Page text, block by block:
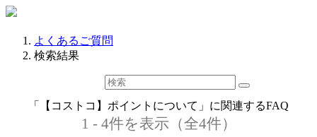
よくあるご質問
検索結果
「【コストコ】ポイントについて」に関連するFAQ
1 - 4件を表示（全4件）